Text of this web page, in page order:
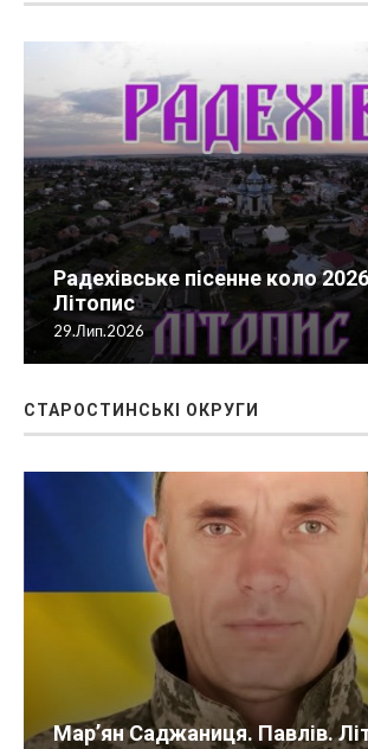
Радехівське пісенне коло
Літопис
29.Лип.2026
СТАРОСТИНСЬКІ ОКРУГИ
Мар’ян Саджаниця. Павлів.